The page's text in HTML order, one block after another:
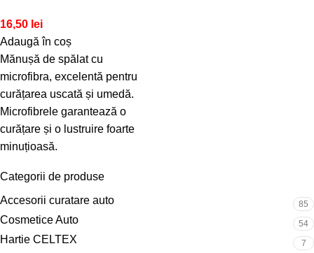
Categorii de produse
Accesorii curatare auto
85
Cosmetice Auto 54
Hartie CELTEX 7
16,50 lei
Adaugă în coș
Mănușă de spălat cu
microfibra, excelentă pentru
curățarea uscată și umedă.
Microfibrele garantează o
curățare și o lustruire foarte
minuțioasă.